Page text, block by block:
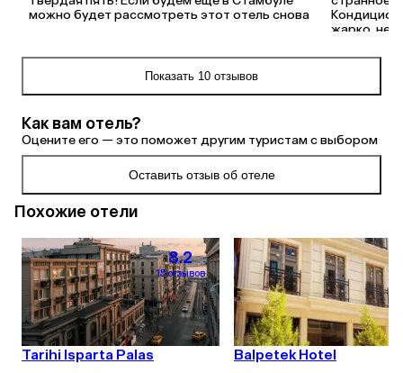
можно будет рассмотреть этот отель снова
жарко,
с улицы
Отелей и
Но
некое
кровати и
- бранзы,
Показать 10 отзывов
Как вам отель?
Оцените его — это поможет другим туристам с выбором
Оставить отзыв об отеле
Похожие отели
8.2
15 отзывов
Tarihi Isparta Palas Balpetek Hotel